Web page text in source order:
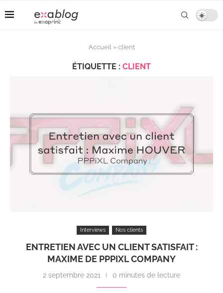
Accueil» client
ÉTIQUETTE : CLIENT
Interviews Nos clients
ENTRETIEN AVEC UN CLIENT SATISFAIT :
MAXIME DE PPPIXL COMPANY
2 septembre 2021 0 minutes de lecture